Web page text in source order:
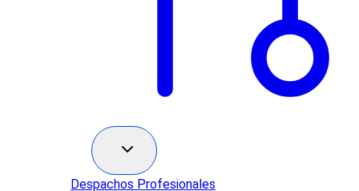
Despachos Profesionales